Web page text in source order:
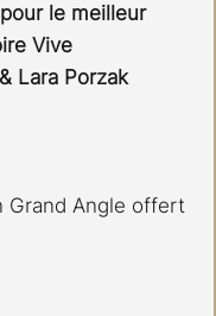
le meilleur
Vive
Lara Porzak
Grand Angle offert